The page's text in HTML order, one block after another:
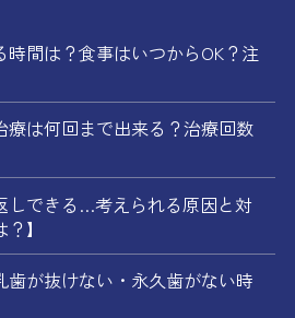
間は？食事はいつからOK？注
療は何回まで出来る？治療回数
しできる…考えられる原因と対
】
歯が抜けない・永久歯がない時